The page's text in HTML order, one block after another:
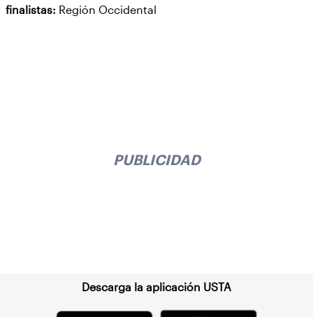
finalistas: Región Occidental
PUBLICIDAD
Descarga la aplicación USTA